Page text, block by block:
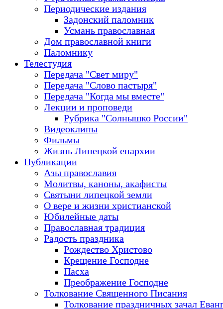
Периодические издания
Задонский паломник
Усмань православная
Дом православной книги
Паломнику
Телестудия
Передача "Свет миру"
Передача "Слово пастыря"
Передача "Когда мы вместе"
Лекции и проповеди
Рубрика "Солнышко России"
Видеоклипы
Фильмы
Жизнь Липецкой епархии
Публикации
Азы православия
Молитвы, каноны, акафисты
Святыни липецкой земли
О вере и жизни христианской
Юбилейные даты
Православная традиция
Радость праздника
Рождество Христово
Крещение Господне
Пасха
Преображение Господне
Толкование Священного Писания
Толкование праздничных зачал